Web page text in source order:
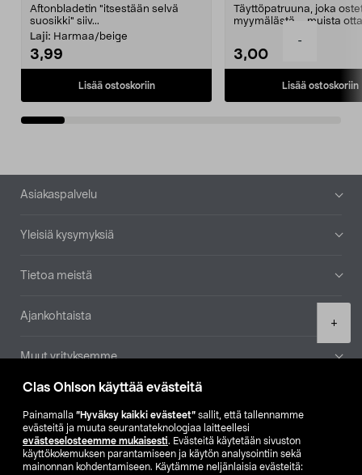
Clas Ohlson käyttää evästeitä
Painamalla ”Hyväksy kaikki evästeet” sallit, että tallennamme
evästeitä ja muuta seurantateknologiaa laitteellesi
evästeselosteemme mukaisesti. Evästeitä käytetään sivuston
käyttökokemuksen parantamiseen ja käytön analysointiin sekä
mainonnan kohdentamiseen. Käytämme neljänlaisia evästeitä:
-
+
Aftonbladetin "itsestään selvä
suosikki" siiv...
Laji: Harmaa/beige
3,99
Lisää ostoskoriin
Täyttöpatruuna, joka
myymälästä – muista
3,00
Lisää ostoskoriin
Alatunniste
Asiakaspalvelu
Yleisiä kysymyksiä
Tietoa meistä
Ajankohtaista
Muut yrityksemme
Etsi myymälä
SE NO FI
FI SV